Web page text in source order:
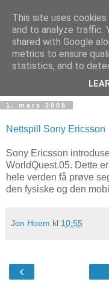
1. mars 2005
Nettspill Sony Ericsson
Sony Ericsson
WorldQuest.05. Dette
hele verden få prøve
den fysiske og den
Jon Hoem kl 10:55
‹
This site uses
and to analyze traffic.
shared with Google
metrics to ensure
statistics, and to